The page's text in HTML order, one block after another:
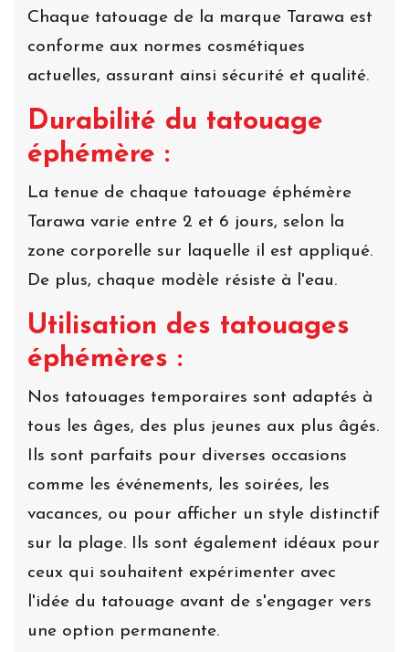
Chaque tatouage de la marque Tarawa est
conforme aux normes cosmétiques
actuelles, assurant ainsi sécurité et qualité.
Durabilité du tatouage
éphémère :
La tenue de chaque tatouage éphémère
Tarawa varie entre 2 et 6 jours, selon la
zone corporelle sur laquelle il est appliqué.
De plus, chaque modèle résiste à l'eau.
Utilisation des tatouages
éphémères :
Nos tatouages temporaires sont adaptés à
tous les âges, des plus jeunes aux plus âgés.
Ils sont parfaits pour diverses occasions
comme les événements, les soirées, les
vacances, ou pour afficher un style distinctif
sur la plage. Ils sont également idéaux pour
ceux qui souhaitent expérimenter avec
l'idée du tatouage avant de s'engager vers
une option permanente.